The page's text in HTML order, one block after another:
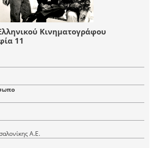
Κινηματογράφου
11
Α.Ε.